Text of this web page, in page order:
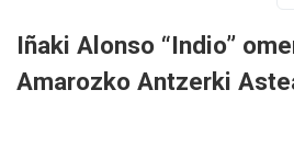
Iñaki Alonso “Indio”
Amarozko Antzerki